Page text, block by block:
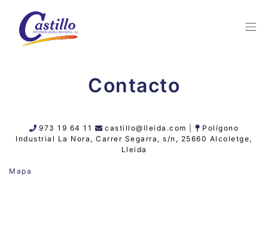
Contacto
973 19 64 11 castillo@lleida.com |
Polígono
Industrial La Nora, Carrer Segarra, s/n, 25660 Alcoletge,
Lleida
Mapa